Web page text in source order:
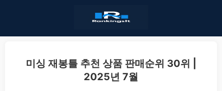
미싱 재봉틀 추천 상품 판매순위 30위 |
2025년 7월